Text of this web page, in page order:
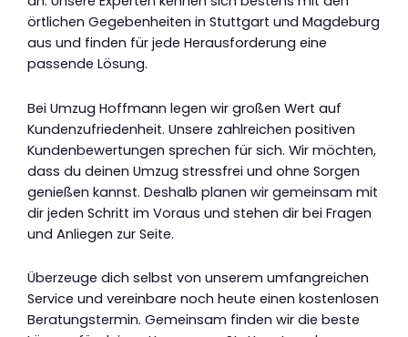
örtlichen Gegebenheiten in Stuttgart und Magdeburg
aus und finden für jede Herausforderung eine
passende Lösung.
Bei Umzug Hoffmann legen wir großen Wert auf
Kundenzufriedenheit. Unsere zahlreichen positiven
Kundenbewertungen sprechen für sich. Wir möchten,
dass du deinen Umzug stressfrei und ohne Sorgen
genießen kannst. Deshalb planen wir gemeinsam mit
dir jeden Schritt im Voraus und stehen dir bei Fragen
und Anliegen zur Seite.
Überzeuge dich selbst von unserem umfangreichen
Service und vereinbare noch heute einen kostenlosen
Beratungstermin. Gemeinsam finden wir die beste